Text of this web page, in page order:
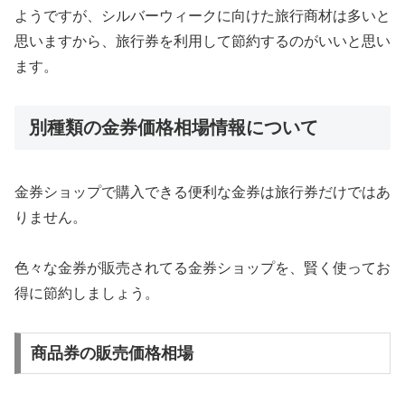
ようですが、シルバーウィークに向けた旅行商材は多いと
思いますから、旅行券を利用して節約するのがいいと思い
ます。
別種類の金券価格相場情報について
金券ショップで購入できる便利な金券は旅行券だけではあ
りません。
色々な金券が販売されてる金券ショップを、賢く使ってお
得に節約しましょう。
商品券の販売価格相場